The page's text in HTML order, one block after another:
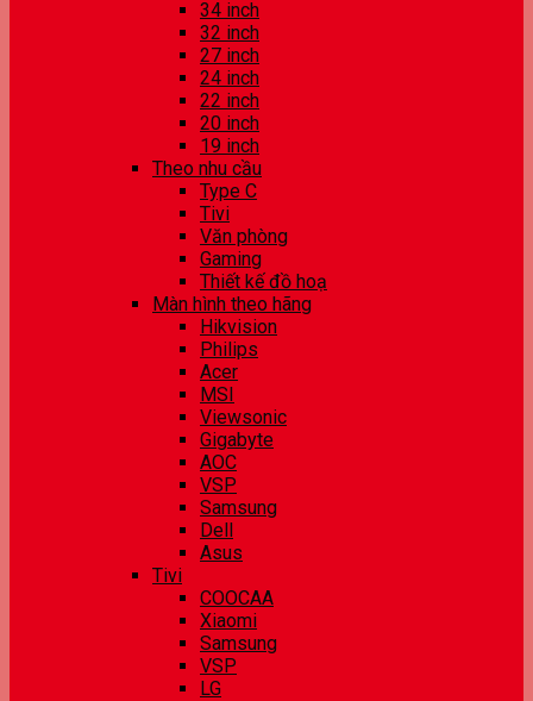
34 inch
32 inch
27 inch
24 inch
22 inch
20 inch
19 inch
Theo nhu cầu
Type C
Tivi
Văn phòng
Gaming
Thiết kế đồ hoạ
Màn hình theo hãng
Hikvision
Philips
Acer
MSI
Viewsonic
Gigabyte
AOC
VSP
Samsung
Dell
Asus
Tivi
COOCAA
Xiaomi
Samsung
VSP
LG